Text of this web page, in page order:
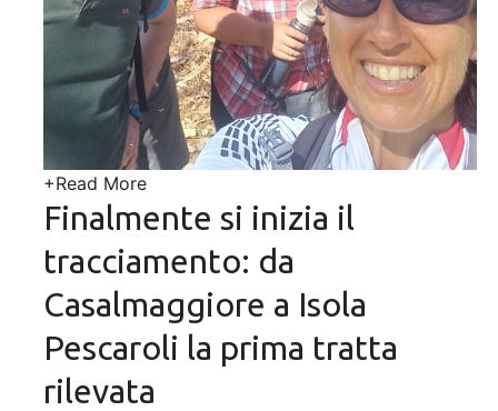
+Read More
Finalmente si inizia il
tracciamento: da
Casalmaggiore a Isola
Pescaroli la prima tratta
rilevata